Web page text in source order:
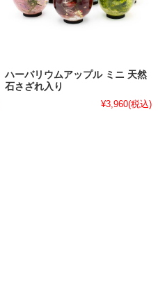
ハーバリウムアップル ミニ 天然
石さざれ入り
¥3,960(税込)